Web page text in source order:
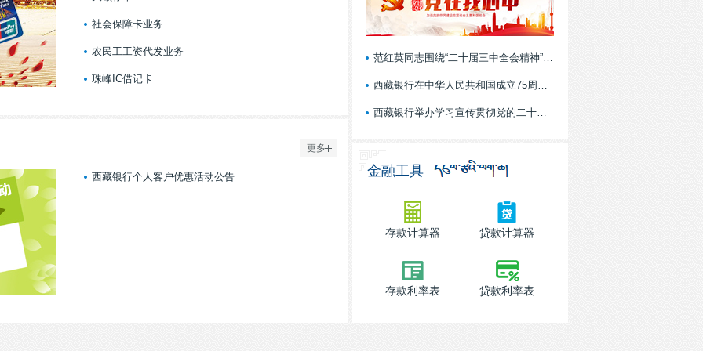
社会保障卡业务
农民工工资代发业务
珠峰IC借记卡
更多
西藏银行个人客户优惠活动公告
范红英同志围绕“二十届三中全会精神”作...
西藏银行在中华人民共和国成立75周年之际...
西藏银行举办学习宣传贯彻党的二十届三中...
金融工具
存款计算器 贷款计算器
存款利率表 贷款利率表